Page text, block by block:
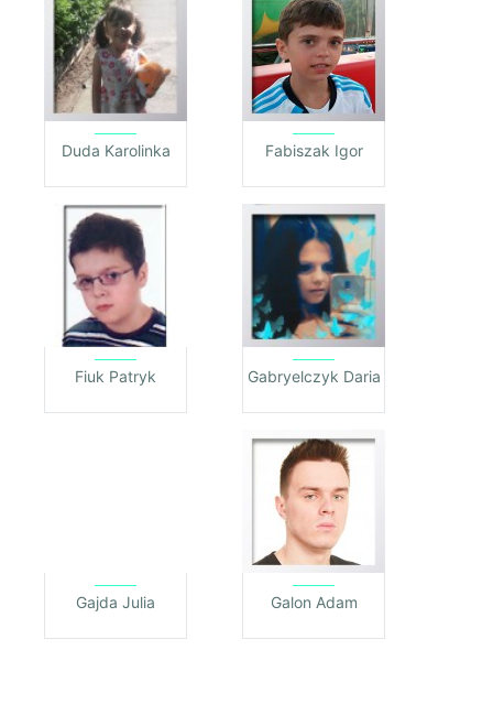
Duda Karolinka Fabiszak Igor
Fiuk Patryk Gabryelczyk Daria
Gajda Julia Galon Adam